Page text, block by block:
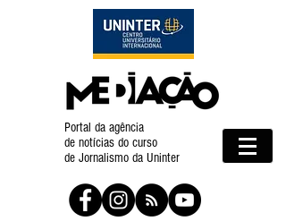
Portal da agência
de notícias do curso
de Jornalismo da Uninter